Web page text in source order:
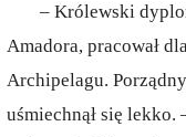
– Królewski
Amadora, pracował
Archipelagu.
uśmiechnął się